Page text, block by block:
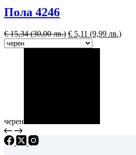
Пола 4246
€15,34(30,00 лв.) € 5,11 (9,99 лв.)
черен